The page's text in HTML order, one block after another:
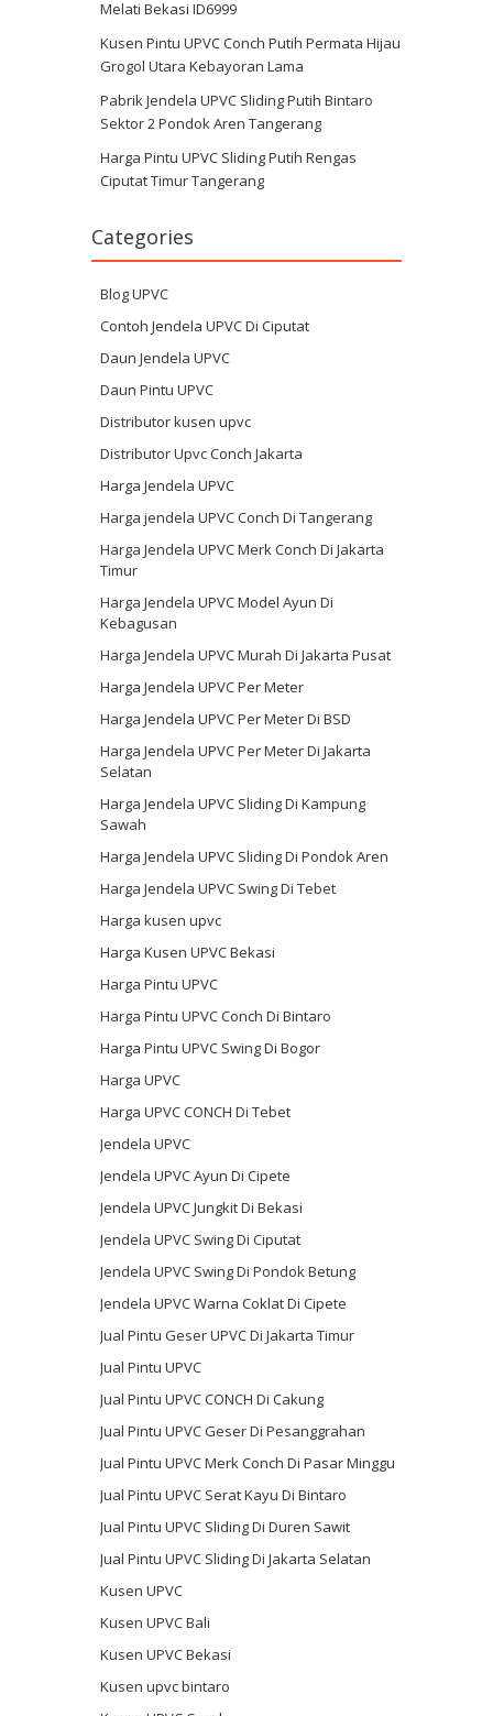
Melati Bekasi ID6999
Kusen Pintu UPVC Conch Putih Permata Hijau
Grogol Utara Kebayoran Lama
Pabrik Jendela UPVC Sliding Putih Bintaro
Sektor 2 Pondok Aren Tangerang
Harga Pintu UPVC Sliding Putih Rengas
Ciputat Timur Tangerang
Categories
Blog UPVC
Contoh Jendela UPVC Di Ciputat
Daun Jendela UPVC
Daun Pintu UPVC
Distributor kusen upvc
Distributor Upvc Conch Jakarta
Harga Jendela UPVC
Harga jendela UPVC Conch Di Tangerang
Harga Jendela UPVC Merk Conch Di Jakarta
Timur
Harga Jendela UPVC Model Ayun Di
Kebagusan
Harga Jendela UPVC Murah Di Jakarta Pusat
Harga Jendela UPVC Per Meter
Harga Jendela UPVC Per Meter Di BSD
Harga Jendela UPVC Per Meter Di Jakarta
Selatan
Harga Jendela UPVC Sliding Di Kampung
Sawah
Harga Jendela UPVC Sliding Di Pondok Aren
Harga Jendela UPVC Swing Di Tebet
Harga kusen upvc
Harga Kusen UPVC Bekasi
Harga Pintu UPVC
Harga Pintu UPVC Conch Di Bintaro
Harga Pintu UPVC Swing Di Bogor
Harga UPVC
Harga UPVC CONCH Di Tebet
Jendela UPVC
Jendela UPVC Ayun Di Cipete
Jendela UPVC Jungkit Di Bekasi
Jendela UPVC Swing Di Ciputat
Jendela UPVC Swing Di Pondok Betung
Jendela UPVC Warna Coklat Di Cipete
Jual Pintu Geser UPVC Di Jakarta Timur
Jual Pintu UPVC
Jual Pintu UPVC CONCH Di Cakung
Jual Pintu UPVC Geser Di Pesanggrahan
Jual Pintu UPVC Merk Conch Di Pasar Minggu
Jual Pintu UPVC Serat Kayu Di Bintaro
Jual Pintu UPVC Sliding Di Duren Sawit
Jual Pintu UPVC Sliding Di Jakarta Selatan
Kusen UPVC
Kusen UPVC Bali
Kusen UPVC Bekasi
Kusen upvc bintaro